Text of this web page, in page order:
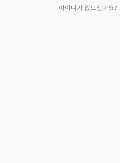
아이디가 없으신가요?